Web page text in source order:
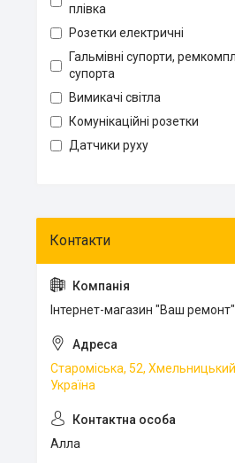
плівка
Розетки електричні
Гальмівні супорти,
супорта
Вимикачі світла
Комунікаційні розетки
Датчики руху
Інтернет-магазин "Ваш ремонт"
Староміська, 52,
Україна
Алла